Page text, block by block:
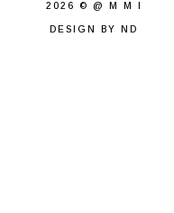
2026 © @ M M I
DESIGN BY ND